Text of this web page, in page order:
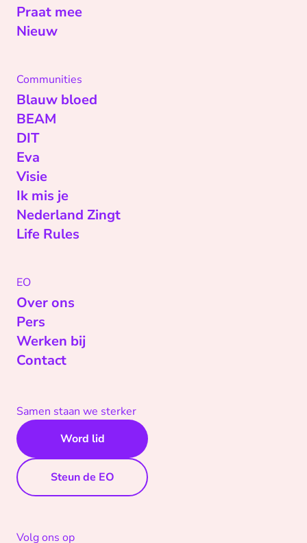
Praat mee
Nieuw
Communities
Blauw bloed
BEAM
DIT
Eva
Visie
Ik mis je
Nederland Zingt
Life Rules
EO
Over ons
Pers
Werken bij
Contact
Samen staan we sterker
Word lid
Steun de EO
Volg ons op